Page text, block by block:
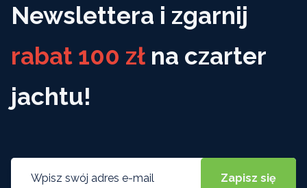
Newslettera i zgarnij
rabat 100 zł na czarter
jachtu!